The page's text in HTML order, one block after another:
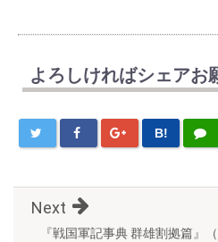
よろしければシェアお
B!
『戦国軍記事典 群雄割拠篇』
Next